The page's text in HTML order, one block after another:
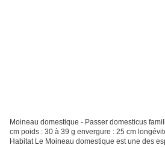
Moineau domestique - Passer domesticus
cm poids : 30 à 39 g envergure : 25 cm
Habitat Le Moineau domestique est une des